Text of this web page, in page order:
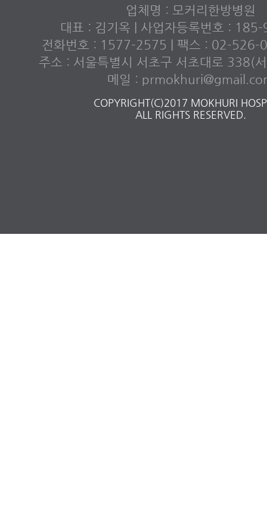
업체명 : 모커리한방병원
대표 : 김기옥 | 사업자등록번호 :
전화번호 : 1577-2575 | 팩스 : 02-526-
주소 : 서울특별시 서초구 서초대로 338(
메일 :
COPYRIGHT(C)2017 MOKHURI
ALL RIGHTS RESERVED.